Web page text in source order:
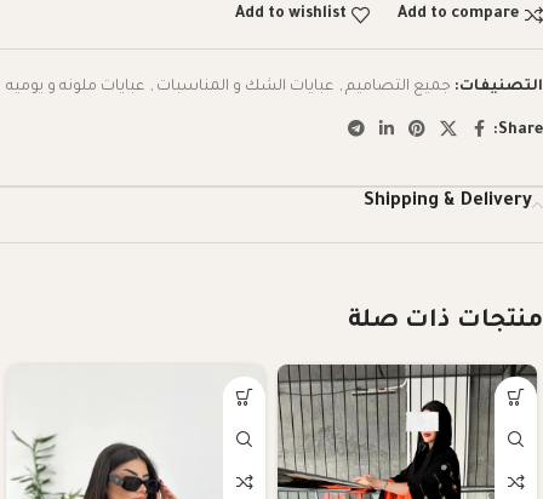
Add to compare
Add to wishlist
التصنيفات: جميع التصاميم , عبايات الشك و المناسبات , عبايات ملونه و يوميه
Share:
Shipping & Delivery
منتجات ذات صلة